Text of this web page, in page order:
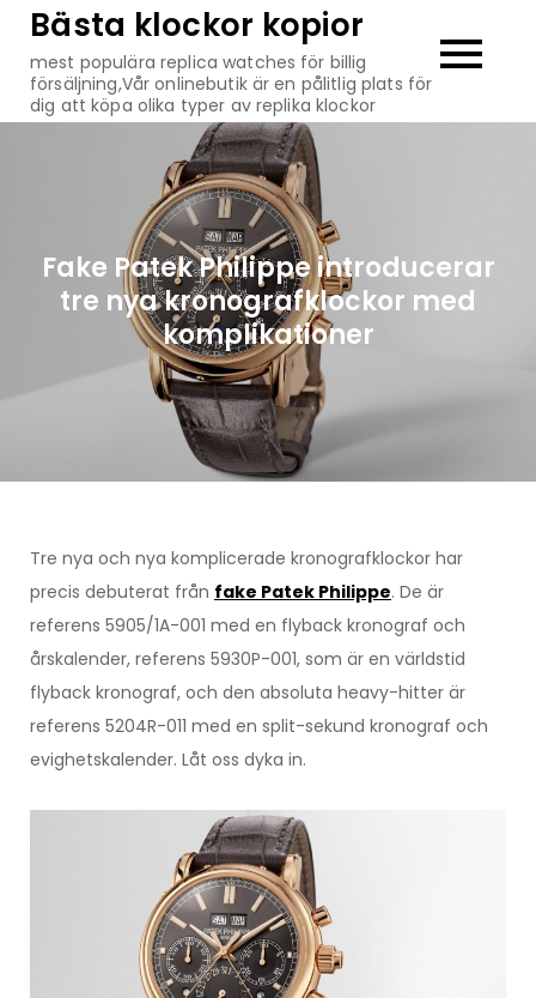
Hoppa
innehåll
Bästa klockor kopior
mest populära replica watches för billig
försäljning,Vår onlinebutik är en pålitlig plats för
dig att köpa olika typer av replika klockor
Fake Patek Philippe introducerar
tre nya kronografklockor med
komplikationer
Tre nya och nya komplicerade kronografklockor har
precis debuterat från fake Patek Philippe. De är
referens 5905/1A-001 med en flyback kronograf och
årskalender, referens 5930P-001, som är en världstid
flyback kronograf, och den absoluta heavy-hitter är
referens 5204R-011 med en split-sekund kronograf och
evighetskalender. Låt oss dyka in.